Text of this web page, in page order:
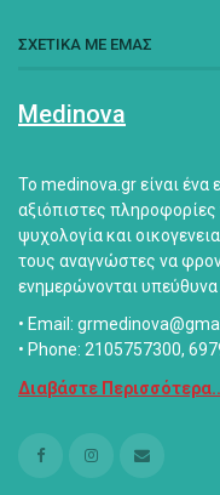
ΣΧΕΤΙΚΑ ΜΕ ΕΜΑΣ
Medinova
Το medinova.gr είναι ένα
αξιόπιστες
ψυχολογία και
τους αναγνώστες να
ενημερώνονται υπεύθυνα
• Email:
• Phone: 2105757300,
Διαβάστε